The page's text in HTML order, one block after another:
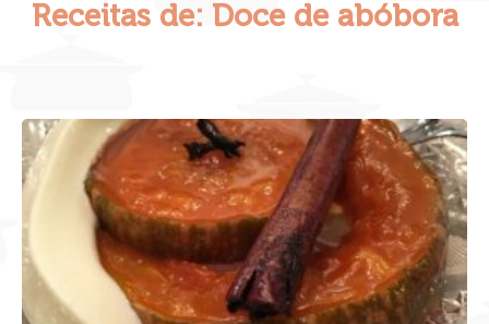
Receitas de: Doce de abóbora